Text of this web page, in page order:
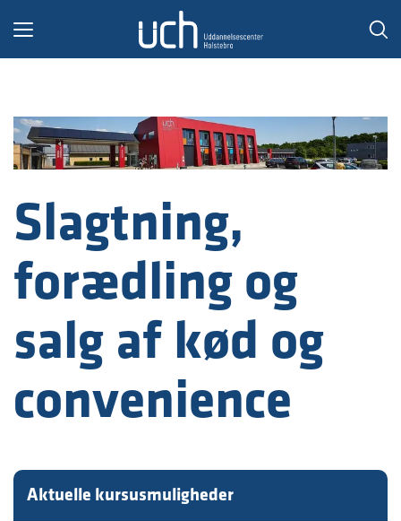
Toggle
Slagtning,
forædling og
salg af kød og
convenience
Aktuelle kursusmuligheder